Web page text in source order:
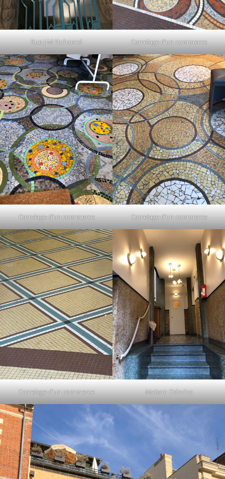
Rue J-M Duhamel Carrelage d’un commerce
Carrelage d’un commerce Carrelage d’un commerce
Carrelage d’un commerce Maison Odorico